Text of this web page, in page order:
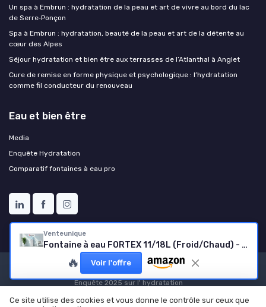
Venteunique
Fontaine à eau FORTEX 11/18L (Froid/Chaud) - Blanc
🔥 Voir l'offre
Un spa à Embrun : hydratation de la peau et art de vivre au bord du lac
de Serre‑Ponçon
Spa à Embrun : hydratation, beauté de la peau et art de la détente au
cœur des Alpes
Séjour hydratation et bien être aux terrasses de l’Atlanthal à Anglet
Cure de remise en forme physique et psychologique : l’hydratation
comme fil conducteur du renouveau
Eau et bien être
Media
Enquête Hydratation
Comparatif fontaines à eau pro
Mentions légales Politique de confidentialité
Enquête 2025 sur l' hydratation
© Eau et bien être 2026
Ce site utilise des cookies et vous donne le contrôle sur ceux que